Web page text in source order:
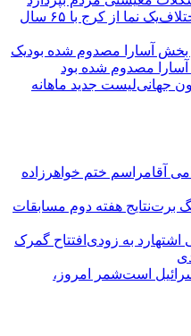
یک نما از کرج با ۶۵ سال
یک
مصدوم شده بود
لیست جدید ماهانه
مراسم ختم خواهرزاده
نتایج هفته دوم مسابقات
افتتاح گمرک
شمر امروز،